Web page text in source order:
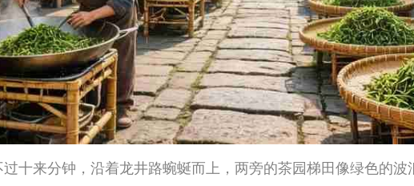
而代之的是泥土的清新和若有若无的茶香。如果你在杭州寻找一处可以让身心都
茶道的地方，龙井村大概是绕不开的答案。无论你是想找个安静的角落喝一杯明
解从采茶到炒茶的完整匠心，这里家家户户都有茶、人人都会泡。今天就以朋友
龙井村的茶室和茶庄，聊聊那些值得一坐的好去处，也分享一些关于品茶、选茶
是做完一场桑拿spa之后的温润收尾，还是一趟汤泉水疗之后的唇齿生津，一杯好
犒劳。